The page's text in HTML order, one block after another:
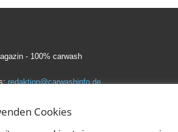
- 100% carwash
redaktion@carwashinfo.de
Cookies